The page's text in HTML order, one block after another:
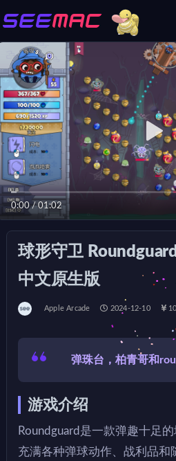
0:00/01:02
球形守卫
中文原生版
Apple Arcade 2024-12-10 10
弹珠台，柏青哥和
游戏介绍
Roundguard是一款弹趣十足
充满各种弹球动作、战利品和